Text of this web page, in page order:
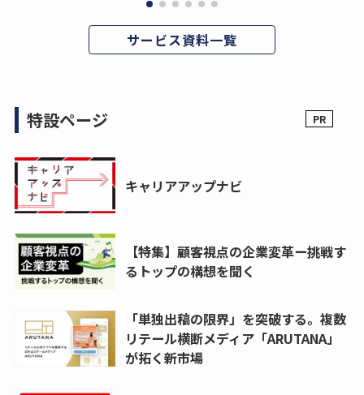
サービス資料一覧
特設ページ
キャリアアップナビ
【特集】顧客視点の企業変革ー挑戦す
るトップの構想を聞く
「単独出稿の限界」を突破する。複数
リテール横断メディア「ARUTANA」
が拓く新市場